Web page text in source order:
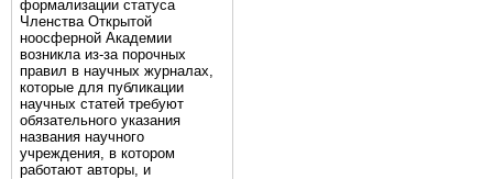
формализации статуса
Членства Открытой
ноосферной Академии
возникла из-за порочных
правил в научных журналах,
которые для публикации
научных статей требуют
обязательного указания
названия научного
учреждения, в котором
работают авторы, и